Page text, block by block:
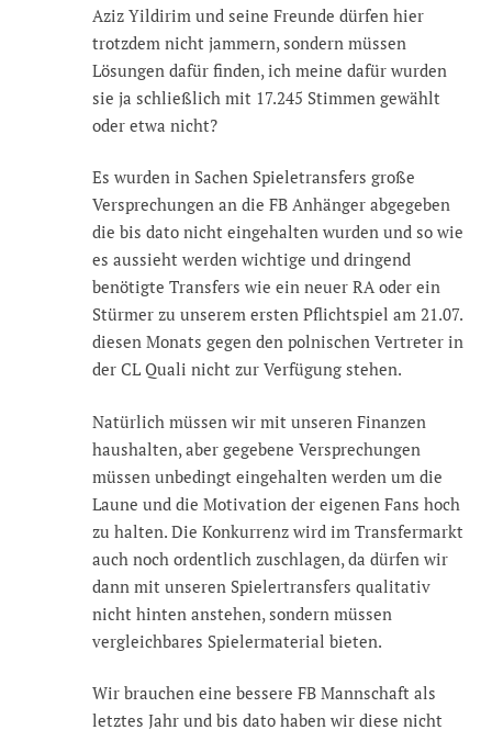
Aziz Yildirim und seine Freunde dürfen hier
trotzdem nicht jammern, sondern müssen
Lösungen dafür finden, ich meine dafür wurden
sie ja schließlich mit 17.245 Stimmen gewählt
oder etwa nicht?
Es wurden in Sachen Spieletransfers große
Versprechungen an die FB Anhänger abgegeben
die bis dato nicht eingehalten wurden und so wie
es aussieht werden wichtige und dringend
benötigte Transfers wie ein neuer RA oder ein
Stürmer zu unserem ersten Pflichtspiel am 21.07.
diesen Monats gegen den polnischen Vertreter in
der CL Quali nicht zur Verfügung stehen.
Natürlich müssen wir mit unseren Finanzen
haushalten, aber gegebene Versprechungen
müssen unbedingt eingehalten werden um die
Laune und die Motivation der eigenen Fans hoch
zu halten. Die Konkurrenz wird im Transfermarkt
auch noch ordentlich zuschlagen, da dürfen wir
dann mit unseren Spielertransfers qualitativ
nicht hinten anstehen, sondern müssen
vergleichbares Spielermaterial bieten.
Wir brauchen eine bessere FB Mannschaft als
letztes Jahr und bis dato haben wir diese nicht